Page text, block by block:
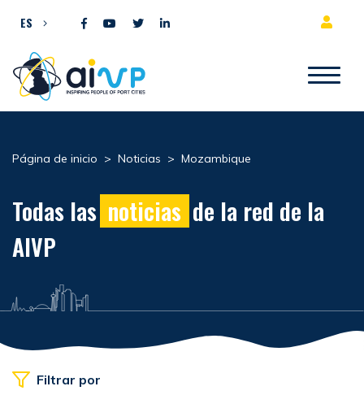
ES
Página de inicio > Noticias > Mozambique
Todas las noticias de la red de la
AIVP
Filtrar por